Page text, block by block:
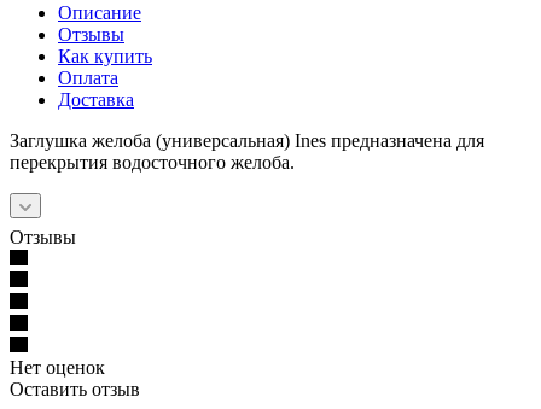
Описание
Отзывы
Как купить
Оплата
Доставка
Заглушка желоба (универсальная) Ines предназначена для
перекрытия водосточного желоба.
Отзывы
Нет оценок
Оставить отзыв